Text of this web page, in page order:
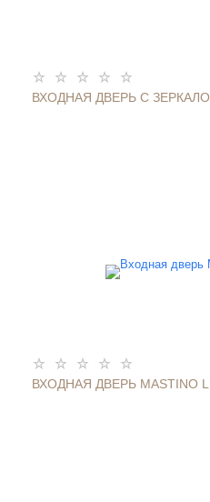
ВХОДНАЯ ДВЕРЬ С
ВХОДНАЯ ДВЕРЬ MASTINO